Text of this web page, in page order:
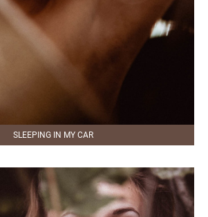
SLEEPING IN MY CAR